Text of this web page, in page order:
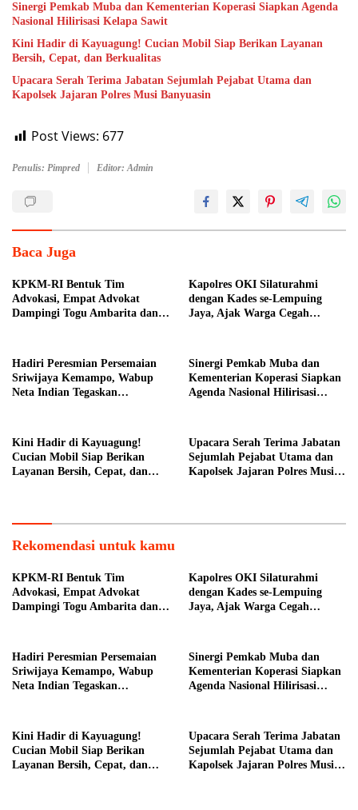
Sinergi Pemkab Muba dan Kementerian Koperasi Siapkan Agenda
Nasional Hilirisasi Kelapa Sawit
Kini Hadir di Kayuagung! Cucian Mobil Siap Berikan Layanan
Bersih, Cepat, dan Berkualitas
Upacara Serah Terima Jabatan Sejumlah Pejabat Utama dan
Kapolsek Jajaran Polres Musi Banyuasin
Post Views: 677
Penulis: Pimpred Editor: Admin
Baca Juga
KPKM-RI Bentuk Tim
Advokasi, Empat Advokat
Dampingi Togu Ambarita dan
Kapolres OKI Silaturahmi
dengan Kades se-Lempuing
Jaya, Ajak Warga Cegah
Hadiri Peresmian Persemaian
Sriwijaya Kemampo, Wabup
Neta Indian Tegaskan
Sinergi Pemkab Muba dan
Kementerian Koperasi Siapkan
Agenda Nasional Hilirisasi
Kini Hadir di Kayuagung!
Cucian Mobil Siap Berikan
Layanan Bersih, Cepat, dan
Upacara Serah Terima Jabatan
Sejumlah Pejabat Utama dan
Kapolsek Jajaran Polres Musi
Rekomendasi untuk kamu
KPKM-RI Bentuk Tim
Advokasi, Empat Advokat
Dampingi Togu Ambarita dan
Kapolres OKI Silaturahmi
dengan Kades se-Lempuing
Jaya, Ajak Warga Cegah
Hadiri Peresmian Persemaian
Sriwijaya Kemampo, Wabup
Neta Indian Tegaskan
Sinergi Pemkab Muba dan
Kementerian Koperasi Siapkan
Agenda Nasional Hilirisasi
Kini Hadir di Kayuagung!
Cucian Mobil Siap Berikan
Layanan Bersih, Cepat, dan
Upacara Serah Terima Jabatan
Sejumlah Pejabat Utama dan
Kapolsek Jajaran Polres Musi